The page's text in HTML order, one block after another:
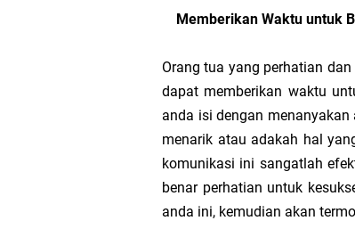
Memberikan Waktu untuk
Orang tua yang perhatian
dapat memberikan waktu
anda isi dengan
menarik atau adakah hal
komunikasi ini sangatlah
benar perhatian untuk
anda ini, kemudian akan